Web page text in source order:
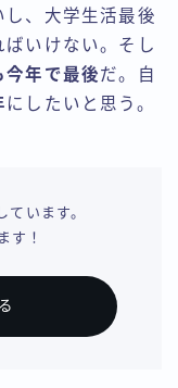
、大学生活最後
いけない。そし
今年で最後だ。自
にしたいと思う。
います。
す！